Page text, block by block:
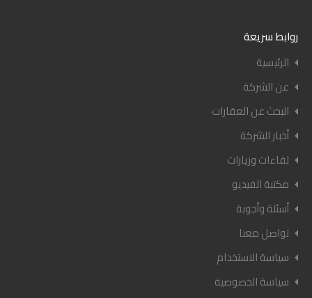
روابط سريعة
الرئيسية
عن الشركة
البحث عن العقارات
أخبار الشركة
لقاءات وزيارات
مكتبة الفيديو
أسئلة وأجوبة
تواصل معنا
سياسة الاستخدام
سياسة الخصوصية